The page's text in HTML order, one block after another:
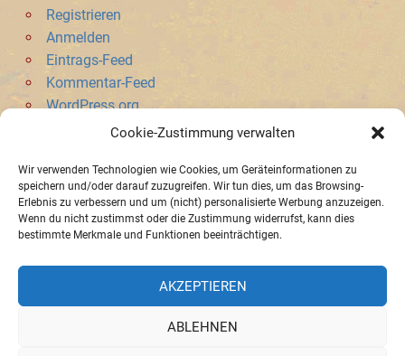
Cookie-Zustimmung verwalten
Wir verwenden Technologien wie Cookies, um Geräteinformationen zu
speichern und/oder darauf zuzugreifen. Wir tun dies, um das Browsing-
Erlebnis zu verbessern und um (nicht) personalisierte Werbung anzuzeigen.
Wenn du nicht zustimmst oder die Zustimmung widerrufst, kann dies
bestimmte Merkmale und Funktionen beeinträchtigen.
AKZEPTIEREN
ABLEHNEN
Registrieren
Anmelden
Eintrags-Feed
Kommentar-Feed
WordPress.org
Datenschutzerklärung
Registrieren für Newsletter
Benutzer löschen
Impressum»Datenschutzerklaerung»Cookie-Richtlinie (EU)